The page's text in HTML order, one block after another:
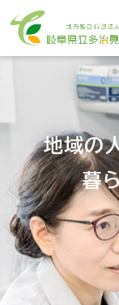
地域の
暮